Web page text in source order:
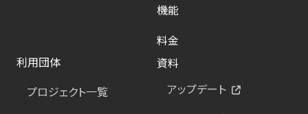
機能
料金
利用団体
プロジェクト一覧
資料
アップデート